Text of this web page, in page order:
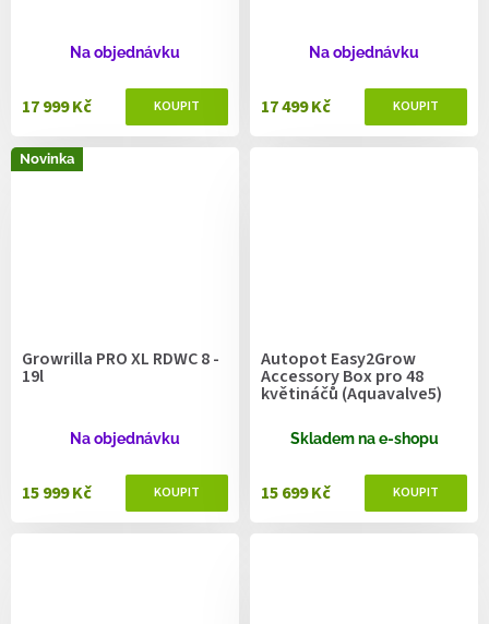
Na objednávku
17 999 Kč
Na objednávku
17 499 Kč
Novinka
Growrilla PRO XL RDWC 8 -
19l
Na objednávku
15 999 Kč
Autopot Easy2Grow
Accessory Box pro 48
květináčů (Aquavalve5)
Skladem na e-shopu
15 699 Kč